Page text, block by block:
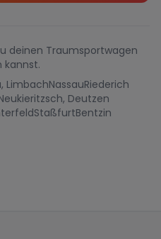
deinen Traumsportwagen
kannst.
LimbachNassauRiederich
Deutzen
StaßfurtBentzin